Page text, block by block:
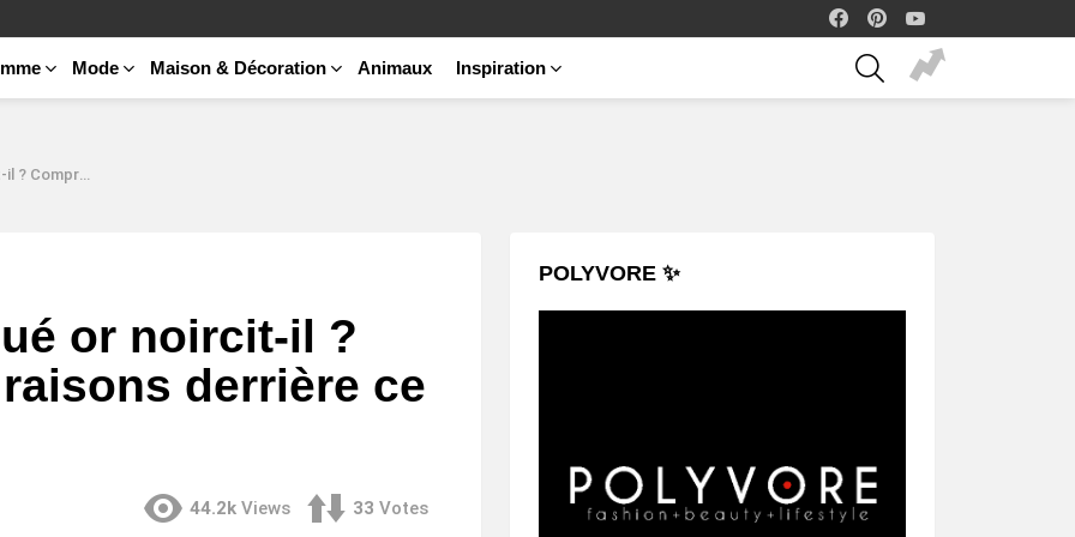
facebook
Mode Maison & Décoration Animaux Inspiration
SEARCH
ce phénomène.
or noircit-il ?
derrière ce
44.2k Views 33 Votes
POLYVORE ✨